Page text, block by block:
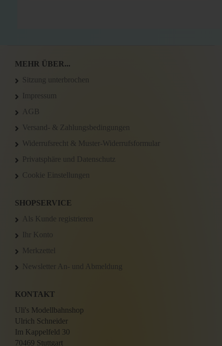
MEHR ÜBER...
Sitzung unterbrochen
Impressum
AGB
Versand- & Zahlungsbedingungen
Widerrufsrecht & Muster-Widerrufsformular
Privatsphäre und Datenschutz
Cookie Einstellungen
SHOPSERVICE
Als Kunde registrieren
Ihr Konto
Merkzettel
Newsletter An- und Abmeldung
KONTAKT
Uli's Modellbahnshop
Ulrich Schneider
Im Kappelfeld 30
70469 Stuttgart